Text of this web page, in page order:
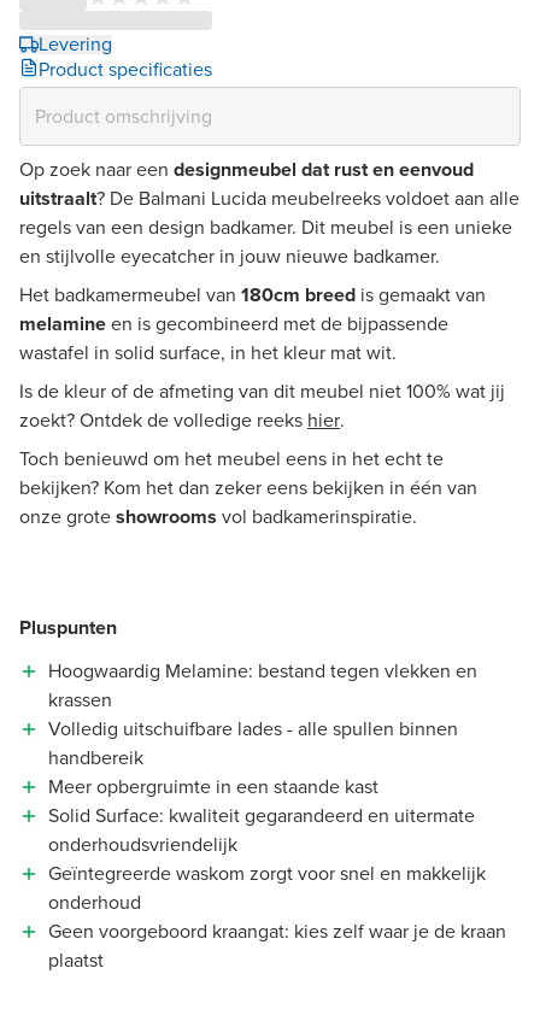
Levering
Product specificaties
Op zoek naar een designmeubel dat rust en eenvoud
uitstraalt? De Balmani Lucida meubelreeks voldoet aan alle
regels van een design badkamer. Dit meubel is een unieke
en stijlvolle eyecatcher in jouw nieuwe badkamer.
Het badkamermeubel van 180cm breed is gemaakt van
melamineen is gecombineerd met de bijpassende
wastafel in solid surface, in het kleur mat wit.
Is de kleur of de afmeting van dit meubel niet 100% wat jij
zoekt? Ontdek de volledige reeks hier.
Toch benieuwd om het meubel eens in het echt te
bekijken? Kom het dan zeker eens bekijken in één van
onze groteshowrooms vol badkamerinspiratie.
Pluspunten
Hoogwaardig Melamine: bestand tegen vlekken en
krassen
Volledig uitschuifbare lades - alle spullen binnen
handbereik
Meer opbergruimte in een staande kast
Solid Surface: kwaliteit gegarandeerd en uitermate
onderhoudsvriendelijk
Geïntegreerde waskom zorgt voor snel en makkelijk
onderhoud
Geen voorgeboord kraangat: kies zelf waar je de kraan
plaatst